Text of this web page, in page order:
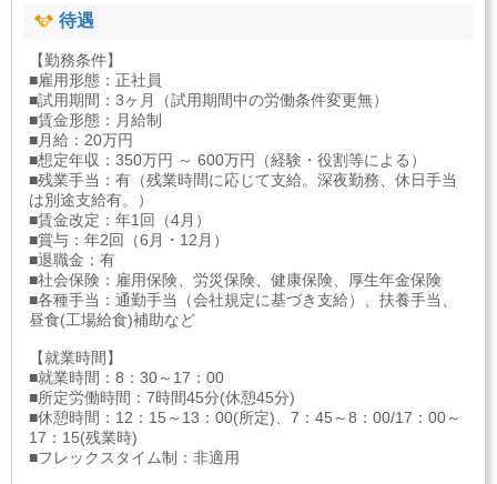
待遇
【勤務条件】
■雇用形態：正社員
■試用期間：3ヶ月（試用期間中の労働条件変更無）
■賃金形態：月給制
■月給：20万円
■想定年収：350万円 ～ 600万円（経験・役割等による）
■残業手当：有（残業時間に応じて支給。深夜勤務、休日手当
は別途支給有。）
■賃金改定：年1回（4月）
■賞与：年2回（6月・12月）
■退職金：有
■社会保険：雇用保険、労災保険、健康保険、厚生年金保険
■各種手当：通勤手当（会社規定に基づき支給）、扶養手当、
昼食(工場給食)補助など
【就業時間】
■就業時間：8：30～17：00
■所定労働時間：7時間45分(休憩45分)
■休憩時間：12：15～13：00(所定)、7：45～8：00/17：00～
17：15(残業時)
■フレックスタイム制：非適用